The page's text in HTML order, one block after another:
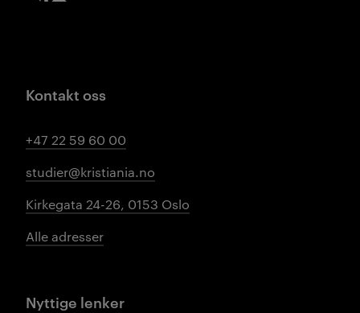
Kontakt oss
+47 22 59 60 00
studier@kristiania.no
Kirkegata 24-26, 0153 Oslo
Alle adresser
Nyttige lenker